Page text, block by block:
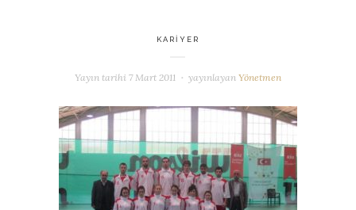
KARIYER
Yayın tarihi 7 Mart 2011 yayınlayanYönetmen